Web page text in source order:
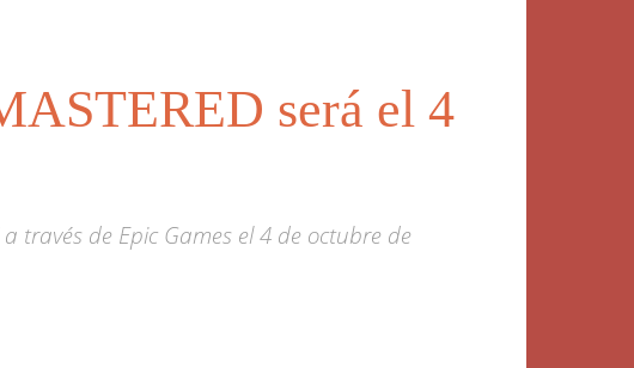
será el 4
través de Epic Games el 4 de octubre de